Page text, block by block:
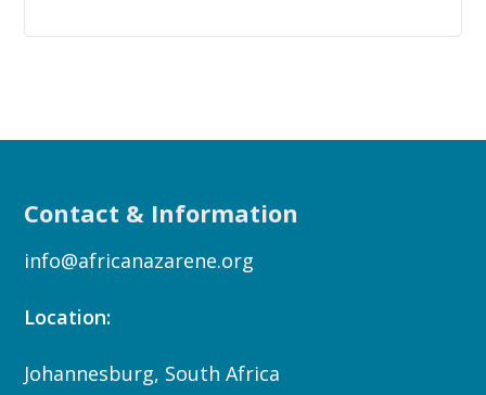
Contact & Information
info@africanazarene.org
Location:
Johannesburg, South Africa